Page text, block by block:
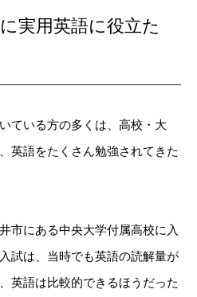
実用英語に役立た
ている方の多くは、高校・大
英語をたくさん勉強されてきた
市にある中央大学付属高校に入
試は、当時でも英語の読解量が
英語は比較的できるほうだった